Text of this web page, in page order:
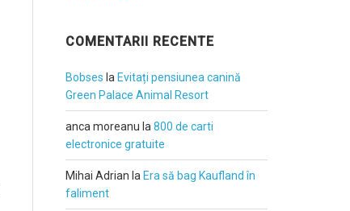
COMENTARII RECENTE
Bobses la Evitați pensiunea canină
Green Palace Animal Resort
anca moreanu la 800 de carti
electronice gratuite
Mihai Adrian la Era să bag Kaufland în
faliment